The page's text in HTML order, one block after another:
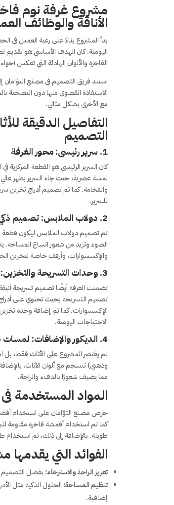
مشروع غرفة نوم
الأناقة والوظائف
بدأ المشروع بناءً على رغبة العميل في
اليومية. كان الهدف الأساسي هو تقديم
الفاخرة والألوان الهادئة التي تعكس
استند فريق التصميم في مصنع
الاستفادة القصوى منها دون التضحية
مع الأخرى بشكل مثالي.
التفاصيل الدقيقة
التصميم
1. سرير رئيسى: محور الغرفة
كان السرير الرئيسي هو القطعة
لمسة عصرية، حيث جاء السرير بظهر
والفخامة. كما تم تصميم أدراج تخزين
للسرير.
2. دولاب الملابس: تصميم
تم تصميم دولاب الملابس ليكون قطعة
الضوء وتزيد من شعور اتساع
والإكسسوارات، وأرفف خاصة لتخزين
3. وحدات التسريحة
تصميم التسريحة بحيث تحتوي على
الإكسسوارات. كما تم إضافة وحدة
الاحتياجات اليومية.
4. الديكور والإضافات: لمسات
لم يقتصر المشروع على الأثاث فقط، بل
وذهبي) تنسجم مع ألوان الأثاث،
مما يضيف شعورًا بالدفء والراحة.
المواد المستخدمة
حرص مصنع التؤامان على استخدام أفضل
كما تم استخدام أقمشة فاخرة مقاومة
طويلة. بالإضافة إلى ذلك، تم استخدام
الفوائد التي يقدمها
تعزيز الراحة والاسترخاء: بفضل التصميم
تنظيم المساحة: الحلول الذكية مثل
إضافية.